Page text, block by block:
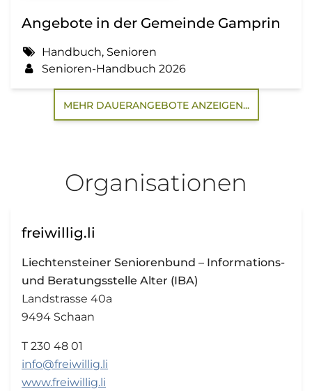
Angebote in der Gemeinde Gamprin
Handbuch, Senioren
Senioren-Handbuch 2026
MEHR DAUERANGEBOTE ANZEIGEN...
Organisationen
freiwillig.li
Liechtensteiner Seniorenbund – Informations-
und Beratungsstelle Alter (IBA)
Landstrasse 40a
9494 Schaan
T 230 48 01
info@freiwillig.li
www.freiwillig.li